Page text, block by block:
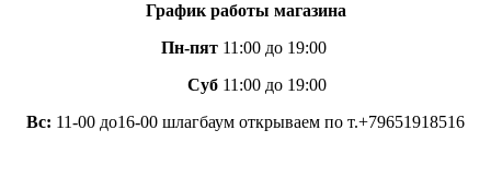
График работы магазина
Пн-пят11:00 до 19:00
Суб11:00 до 19:00
Вс: 11-00 до16-00 шлагбаум открываем по т.+79651918516